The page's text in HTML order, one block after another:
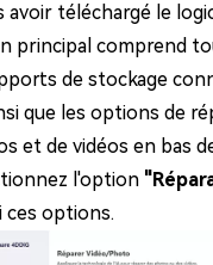
avoir téléchargé le
principal comprend
de stockage
que les options de
et de vidéos en bas
l'option
ces options.